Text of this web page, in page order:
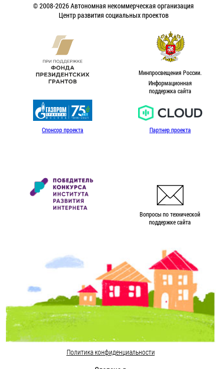
© 2008-2026 Автономная некоммерческая организация
Центр развития социальных проектов
Минпросвещения России.
Информационная
поддержка сайта
Спонсор проекта Партнер проекта
Вопросы по технической
поддержке сайта
Политика конфиденциальности